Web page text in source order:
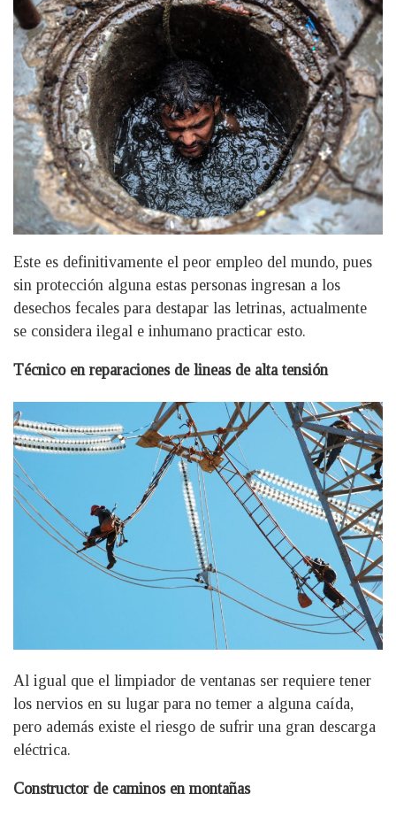
Este es definitivamente el peor empleo del mundo, pues
sin protección alguna estas personas ingresan a los
desechos fecales para destapar las letrinas, actualmente
se considera ilegal e inhumano practicar esto.
Técnico en reparaciones de lineas de alta tensión
Al igual que el limpiador de ventanas ser requiere tener
los nervios en su lugar para no temer a alguna caída,
pero además existe el riesgo de sufrir una gran descarga
eléctrica.
Constructor de caminos en montañas